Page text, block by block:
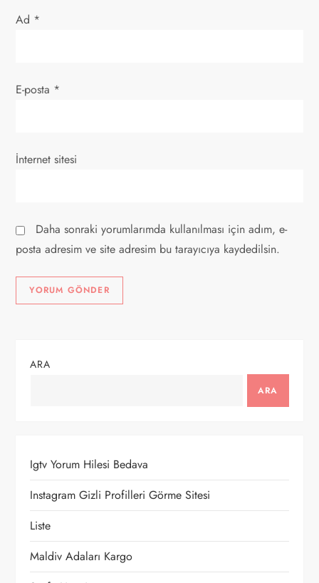
Ad *
E-posta *
İnternet sitesi
Daha sonraki yorumlarımda kullanılması için adım, e-
posta adresim ve site adresim bu tarayıcıya kaydedilsin.
ARA
ARA
Igtv Yorum Hilesi Bedava
Instagram Gizli Profilleri Görme Sitesi
Liste
Maldiv Adaları Kargo